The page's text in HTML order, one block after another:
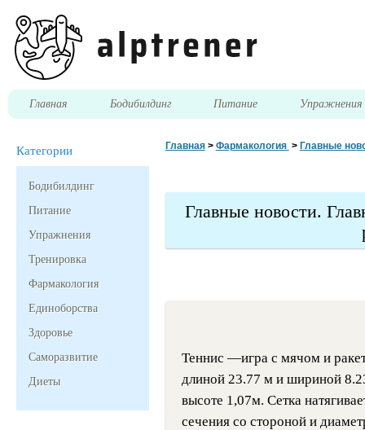
Главная Бодибилдинг Питание Упражнения
Категории
Бодибилдинг
Питание
Упражнения
Тренировка
Фармакология
Единоборства
Здоровье
Саморазвитие
Диеты
Главная> Фармакология > Главные
Главные новости.
Теннис —игра с мячом и
длиной 23.77 м и шириной
высоте 1,07м. Сетка
сечения со стороной и